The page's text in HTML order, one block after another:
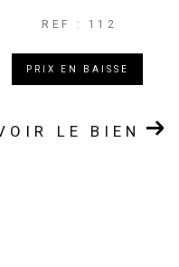
REF : 112
PRIX EN BAISSE
LE BIEN